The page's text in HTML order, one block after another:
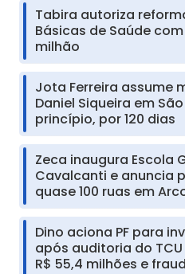
Tabira autoriza
Básicas de Saúde
milhão
Jota Ferreira assume
Daniel Siqueira em
princípio, por 120 dias
Zeca inaugura Escola
Cavalcanti e anuncia
quase 100 ruas em
Dino aciona PF para
após auditoria do
R$ 55,4 milhões e